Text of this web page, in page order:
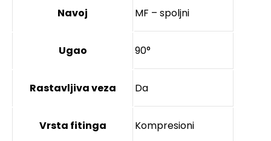
Navoj MF – spoljni
Ugao 90°
Rastavljiva veza Da
Vrsta fitinga Kompresioni